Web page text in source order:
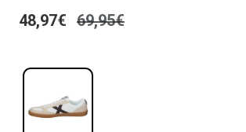
48,97€ 69,95€